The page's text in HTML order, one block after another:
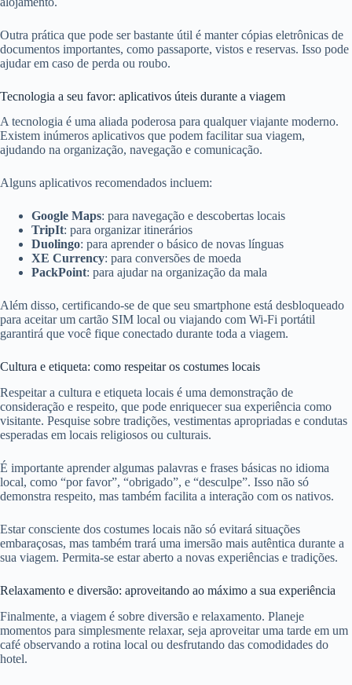
Outra prática que pode ser bastante útil é manter cópias eletrônicas de
documentos importantes, como passaporte, vistos e reservas. Isso pode
ajudar em caso de perda ou roubo.
Tecnologia a seu favor: aplicativos úteis durante a viagem
A tecnologia é uma aliada poderosa para qualquer viajante moderno.
Existem inúmeros aplicativos que podem facilitar sua viagem,
ajudando na organização, navegação e comunicação.
Alguns aplicativos recomendados incluem:
Google Maps: para navegação e descobertas locais
TripIt: para organizar itinerários
Duolingo: para aprender o básico de novas línguas
XE Currency: para conversões de moeda
PackPoint: para ajudar na organização da mala
Além disso, certificando-se de que seu smartphone está desbloqueado
para aceitar um cartão SIM local ou viajando com Wi-Fi portátil
garantirá que você fique conectado durante toda a viagem.
Cultura e etiqueta: como respeitar os costumes locais
Respeitar a cultura e etiqueta locais é uma demonstração de
consideração e respeito, que pode enriquecer sua experiência como
visitante. Pesquise sobre tradições, vestimentas apropriadas e condutas
esperadas em locais religiosos ou culturais.
É importante aprender algumas palavras e frases básicas no idioma
local, como “por favor”, “obrigado”, e “desculpe”. Isso não só
demonstra respeito, mas também facilita a interação com os nativos.
Estar consciente dos costumes locais não só evitará situações
embaraçosas, mas também trará uma imersão mais autêntica durante a
sua viagem. Permita-se estar aberto a novas experiências e tradições.
Relaxamento e diversão: aproveitando ao máximo a sua experiência
Finalmente, a viagem é sobre diversão e relaxamento. Planeje
momentos para simplesmente relaxar, seja aproveitar uma tarde em um
café observando a rotina local ou desfrutando das comodidades do
hotel.